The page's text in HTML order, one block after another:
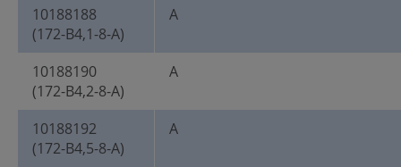
10188188
(172-B4,1-8-A)
A
10188190
(172-B4,2-8-A)
A
10188192
(172-B4,5-8-A)
A